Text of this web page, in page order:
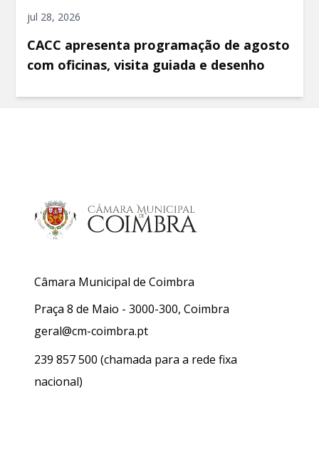
jul 28, 2026
CACC apresenta programação de agosto
com oficinas, visita guiada e desenho
Câmara Municipal de Coimbra
Praça 8 de Maio - 3000-300, Coimbra
geral@cm-coimbra.pt
239 857 500 (chamada para a rede fixa
nacional)